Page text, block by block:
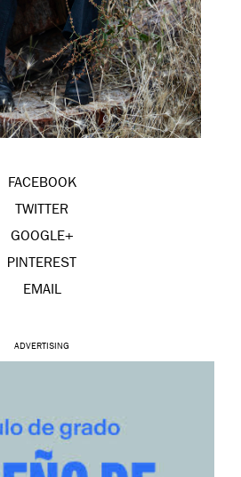
FACEBOOK
TWITTER
GOOGLE+
PINTEREST
EMAIL
ADVERTISING